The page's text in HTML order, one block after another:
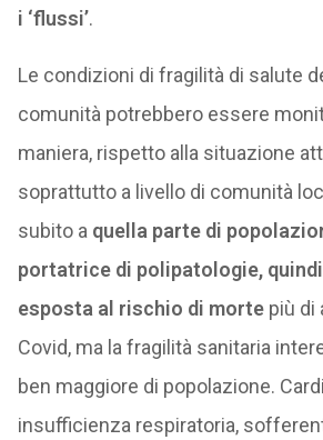
i ‘flussi’.
Le condizioni di fragilità di salute
comunità potrebbero essere
maniera, rispetto alla situazione
soprattutto a livello di comunità
subito a quella parte di
portatrice di polipatologie,
esposta al rischio di mortepiù di
Covid, ma la fragilità sanitaria
ben maggiore di popolazione.
insufficienza respiratoria,